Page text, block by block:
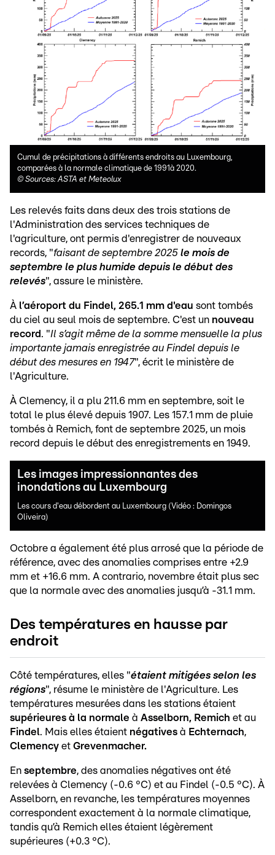
Cumul de précipitations à différents endroits au Luxembourg,
comparées à la normale climatique de 1991à 2020.
© Sources: ASTA et Meteolux
Les relevés faits dans deux des trois stations de
l'Administration des services techniques de
l'agriculture, ont permis d'enregistrer de nouveaux
records, "faisant de septembre 2025 le mois de
septembre le plus humide depuis le début des
relevés", assure le ministère.
À l’aéroport du Findel, 265.1 mm d'eau sont tombés
du ciel au seul mois de septembre. C'est un nouveau
record . "Il s’agit même de la somme mensuelle la plus
importante jamais enregistrée au Findel depuis le
début des mesures en 1947", écrit le ministère de
l'Agriculture.
À Clemency, il a plu 211.6 mm en septembre, soit le
total le plus élevé depuis 1907. Les 157.1 mm de pluie
tombés à Remich, font de septembre 2025, un mois
record depuis le début des enregistrements en 1949.
Les images impressionnantes des
inondations au Luxembourg
Les cours d'eau débordent au Luxembourg (Vidéo : Domingos
Oliveira)
Octobre a également été plus arrosé que la période de
référence, avec des anomalies comprises entre +2.9
mm et +16.6 mm. A contrario, novembre était plus sec
que la normale avec des anomalies jusqu’à -31.1 mm.
Des températures en hausse par
endroit
Côté températures, elles "étaient mitigées selon les
régions", résume le ministère de l'Agriculture. Les
températures mesurées dans les stations étaient
supérieures à la normale à Asselborn, Remich et au
Findel. Mais elles étaient négatives à Echternach,
Clemency et Grevenmacher.
En septembre, des anomalies négatives ont été
relevées à Clemency (-0.6 °C) et au Findel (-0.5 °C). À
Asselborn, en revanche, les températures moyennes
correspondent exactement à la normale climatique,
tandis qu’à Remich elles étaient légèrement
supérieures (+0.3 °C).